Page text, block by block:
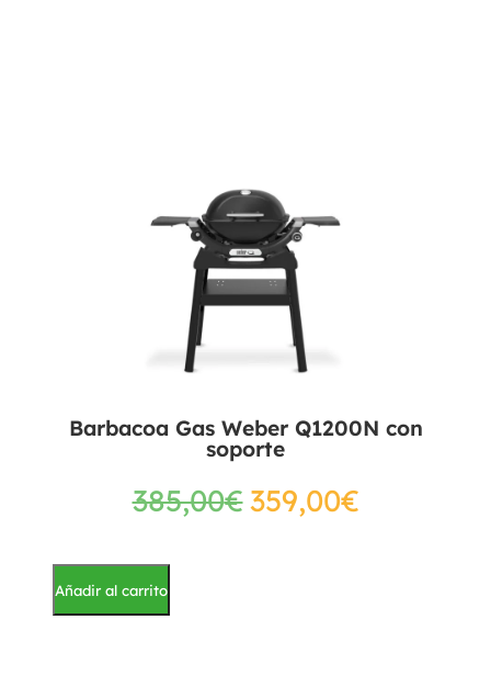
Barbacoa Gas Weber Q1200N con
soporte
385,00€359,00€
Añadir al carrito